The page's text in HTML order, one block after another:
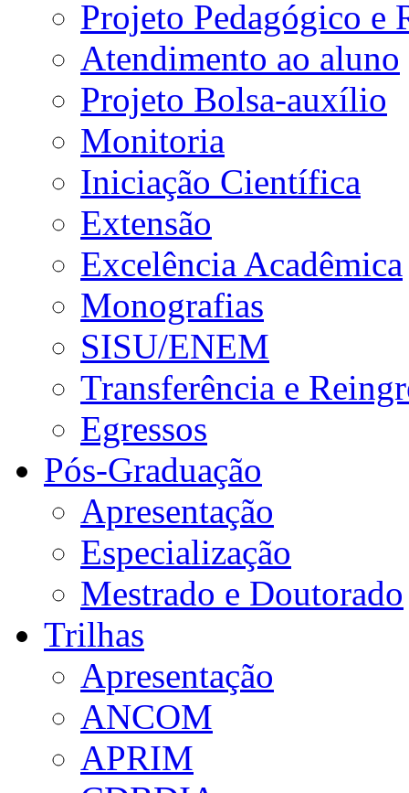
Projeto Pedagógico e
Atendimento ao aluno
Projeto Bolsa-auxílio
Monitoria
Iniciação Científica
Extensão
Excelência Acadêmica
Monografias
SISU/ENEM
Transferência e
Egressos
Pós-Graduação
Apresentação
Especialização
Mestrado e Doutorado
Trilhas
Apresentação
ANCOM
APRIM